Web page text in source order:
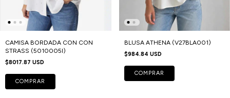
CAMISA BORDADA CON CON
STRASS (5010005I)
$8017.87 USD
COMPRAR
BLUSA ATHENA (V27BLA001)
$984.84 USD
COMPRAR